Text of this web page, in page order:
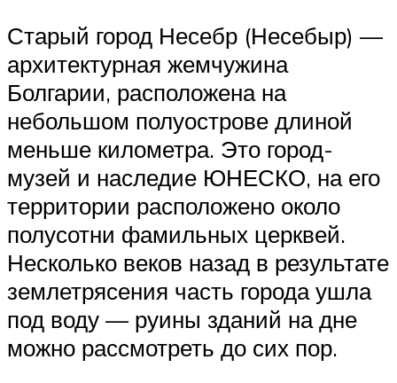
Старый город Несебр (Несебыр) —
архитектурная жемчужина
Болгарии, расположена на
небольшом полуострове длиной
меньше километра. Это город-
музей и наследие ЮНЕСКО, на его
территории расположено около
полусотни фамильных церквей.
Несколько веков назад в результате
землетрясения часть города ушла
под воду — руины зданий на дне
можно рассмотреть до сих пор.